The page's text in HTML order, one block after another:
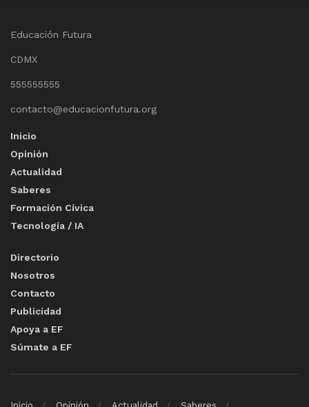
Educación Futura
CDMX
555555555
contacto@educacionfutura.org
Inicio
Opinión
Actualidad
Saberes
Formación Cívica
Tecnología / IA
Directorio
Nosotros
Contacto
Publicidad
Apoya a EF
Súmate a EF